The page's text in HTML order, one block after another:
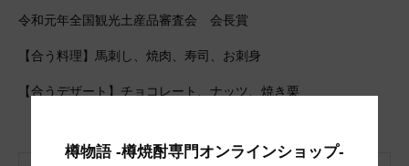
樽物語 -樽焼酎専門オンラインショップ-
令和元年全国観光土産品審査会 会長賞
【合う料理】馬刺し、焼肉、寿司、お刺身
【合うデザート】チョコレート、ナッツ、焼き栗